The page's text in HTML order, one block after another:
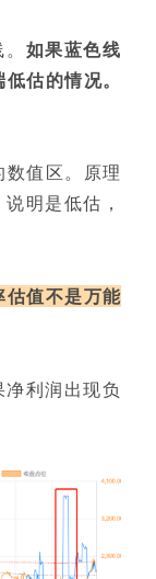
如果蓝色线
估的情况。
值区。原理
明是低估，
估值不是万能
利润出现负